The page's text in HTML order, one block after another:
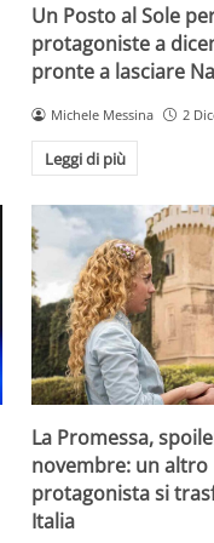
Un Posto al Sole
protagoniste a
pronte a lasciare
Michele Messina 2
Leggi di più
La Promessa,
novembre: un altro
protagonista si
Italia